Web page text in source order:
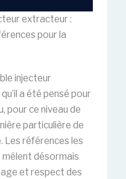
extracteur :
pour la
injecteur
a été pensé pour
pour ce niveau de
particulière de
Les références les
désormais
et respect des